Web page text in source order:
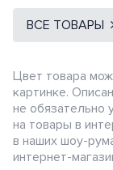
ВСЕ ТОВАРЫ
Цвет товара
картинке.
не обязательно
на товары в
в наших шоу-
интернет-